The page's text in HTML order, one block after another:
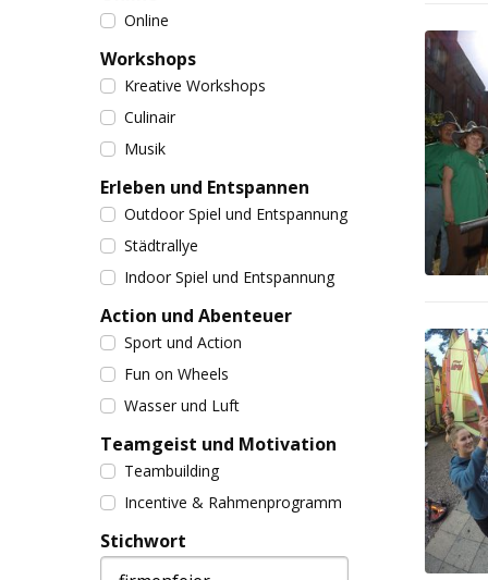
Online
Workshops
Kreative Workshops
Culinair
Musik
Erleben und Entspannen
Outdoor Spiel und Entspannung
Städtrallye
Indoor Spiel und Entspannung
Action und Abenteuer
Sport und Action
Fun on Wheels
Wasser und Luft
Teamgeist und Motivation
Teambuilding
Incentive & Rahmenprogramm
Stichwort